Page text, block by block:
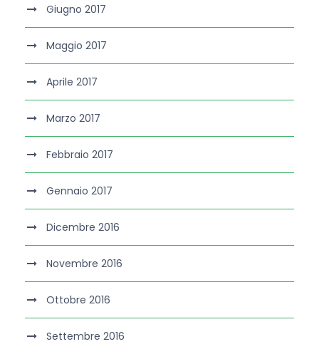
Giugno 2017
Maggio 2017
Aprile 2017
Marzo 2017
Febbraio 2017
Gennaio 2017
Dicembre 2016
Novembre 2016
Ottobre 2016
Settembre 2016